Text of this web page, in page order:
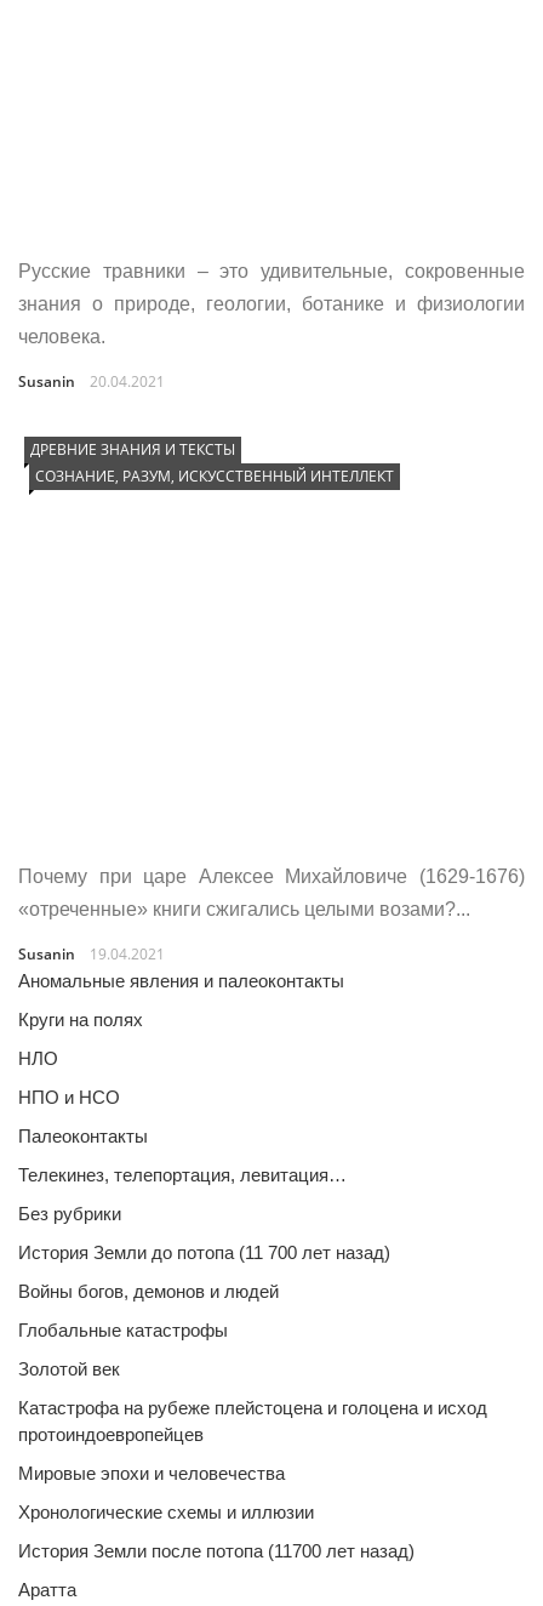
Русские травники – это удивительные, сокровенные
знания о природе, геологии, ботанике и физиологии
человека.
Susanin 20.04.2021
ДРЕВНИЕ ЗНАНИЯ И ТЕКСТЫ
СОЗНАНИЕ, РАЗУМ, ИСКУССТВЕННЫЙ ИНТЕЛЛЕКТ
Почему при царе Алексее Михайловиче (1629-1676)
«отреченные» книги сжигались целыми возами?...
Susanin
19.04.2021
Аномальные явления и палеоконтакты
Круги на полях
НЛО
НПО и НСО
Палеоконтакты
Телекинез, телепортация, левитация…
Без рубрики
История Земли до потопа (11 700 лет назад)
Войны богов, демонов и людей
Глобальные катастрофы
Золотой век
Катастрофа на рубеже плейстоцена и голоцена и исход
протоиндоевропейцев
Мировые эпохи и человечества
Хронологические схемы и иллюзии
История Земли после потопа (11700 лет назад)
Аратта